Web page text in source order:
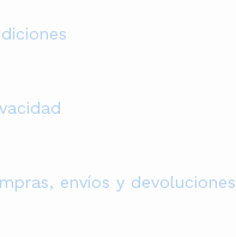
envíos y devoluciones